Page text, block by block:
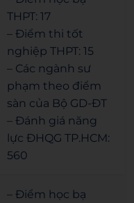
THPT: 17
– Điểm thi tốt
nghiệp THPT: 15
– Các ngành sư
phạm theo điểm
sàn của Bộ GD-ĐT
– Đánh giá năng
lực ĐHQG TP.HCM:
560
– Điểm học bạ